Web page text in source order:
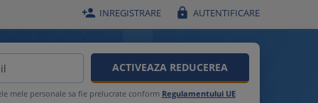
 INREGISTRARE  AUTENTIFICARE
ACTIVEAZA REDUCEREA
mele personale sa fie prelucrate conform Regulamentului UE